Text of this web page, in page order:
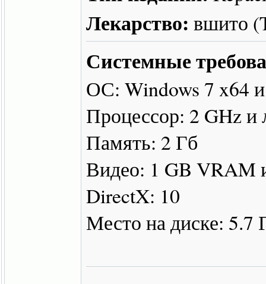
Лекарство: вшито
Системные
ОС: Windows 7 x64
Процессор: 2 GHz и
Память: 2 Гб
Видео: 1 GB VRAM
DirectX: 10
Место на диске: 5.7